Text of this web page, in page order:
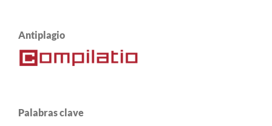
Antiplagio
Palabras clave